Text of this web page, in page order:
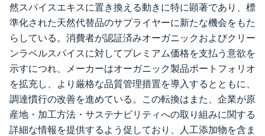
然スパイスエキスに置き換える動きに特に顕著であり、標
準化された天然代替品のサプライヤーに新たな機会をもた
らしている。消費者が認証済みオーガニックおよびクリー
ンラベルスパイスに対してプレミアム価格を支払う意欲を
示すにつれ、メーカーはオーガニック製品ポートフォリオ
を拡充し、より厳格な品質管理措置を導入するとともに、
調達慣行の改善を進めている。この転換はまた、企業が原
産地・加工方法・サステナビリティへの取り組みに関する
詳細な情報を提供するよう促しており、人工添加物を含ま